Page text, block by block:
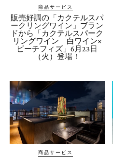
商品サービス
販売好調の「カクテルスパ
ークリングワイン」ブラン
ドから「カクテルスパーク
リングワイン 白ワイン×
ピーチフィズ」6月23日
（火）登場！
商品サービス